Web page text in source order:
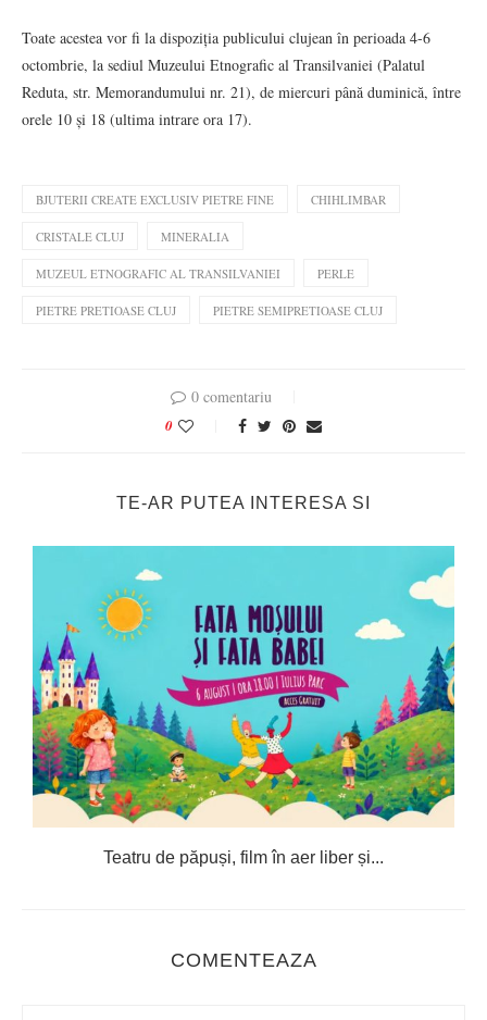
Toate acestea vor fi la dispoziția publicului clujean în perioada 4-6
octombrie, la sediul Muzeului Etnografic al Transilvaniei (Palatul
Reduta, str. Memorandumului nr. 21), de miercuri până duminică, între
orele 10 și 18 (ultima intrare ora 17).
BJUTERII CREATE EXCLUSIV PIETRE FINE CHIHLIMBAR
CRISTALE CLUJ MINERALIA
MUZEUL ETNOGRAFIC AL TRANSILVANIEI PERLE
PIETRE PRETIOASE CLUJ PIETRE SEMIPRETIOASE CLUJ
0 comentariu
0
TE-AR PUTEA INTERESA SI
Teatru de păpuși, film în aer liber și...
COMENTEAZA